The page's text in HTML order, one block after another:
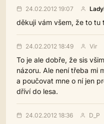
24.02.2012 19:07
děkuji vám všem, že to tu
24.02.2012 18:49 Vir
To je ale dobře, že sis
názoru. Ale není třeba mi
a poučovat mne o ní jen
dříví do lesa.
24.02.2012 18:36 D_P